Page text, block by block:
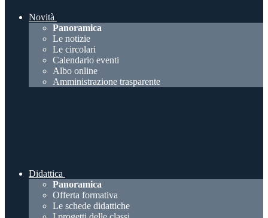
Novità
Panoramica
Le notizie
Le circolari
Calendario eventi
Albo online
Amministrazione trasparente
Didattica
Panoramica
Offerta formativa
Le schede didattiche